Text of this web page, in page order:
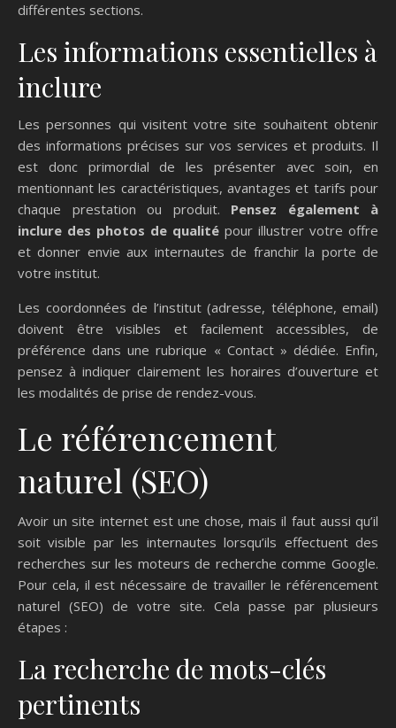
différentes sections.
Les informations essentielles à
inclure
Les personnes qui visitent votre site souhaitent obtenir
des informations précises sur vos services et produits. Il
est donc primordial de les présenter avec soin, en
mentionnant les caractéristiques, avantages et tarifs pour
chaque prestation ou produit. Pensez également à
inclure des photos de qualité pour illustrer votre offre
et donner envie aux internautes de franchir la porte de
votre institut.
Les coordonnées de l’institut (adresse, téléphone, email)
doivent être visibles et facilement accessibles, de
préférence dans une rubrique « Contact » dédiée. Enfin,
pensez à indiquer clairement les horaires d’ouverture et
les modalités de prise de rendez-vous.
Le référencement
naturel (SEO)
Avoir un site internet est une chose, mais il faut aussi qu’il
soit visible par les internautes lorsqu’ils effectuent des
recherches sur les moteurs de recherche comme Google.
Pour cela, il est nécessaire de travailler le référencement
naturel (SEO) de votre site. Cela passe par plusieurs
étapes :
La recherche de mots-clés
pertinents